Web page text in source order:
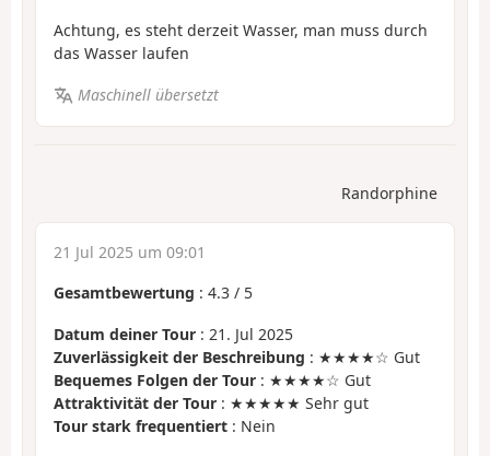
Achtung, es steht derzeit Wasser, man muss durch
das Wasser laufen
Maschinell übersetzt
Randorphine
21 Jul 2025 um 09:01
Gesamtbewertung : 4.3 / 5
Datum deiner Tour : 21. Jul 2025
Zuverlässigkeit der Beschreibung : ★★★★☆ Gut
Bequemes Folgen der Tour : ★★★★☆ Gut
Attraktivität der Tour : ★★★★★ Sehr gut
Tour stark frequentiert : Nein